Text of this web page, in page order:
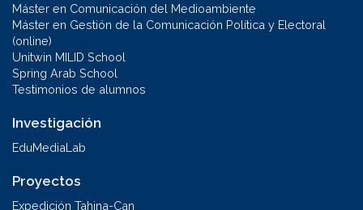
Máster en Comunicación del Medioambiente
Máster en Gestión de la Comunicación Política y Electoral
(online)
Unitwin MILID School
Spring Arab School
Testimonios de alumnos
Investigación
EduMediaLab
Proyectos
Expedición Tahina-Can